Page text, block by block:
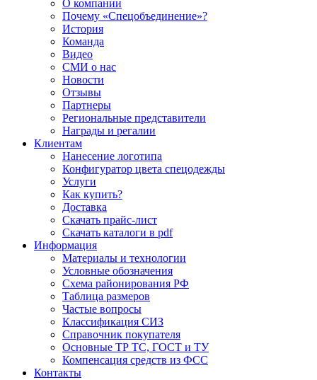
О компании
Почему «Спецобъединение»?
История
Команда
Видео
СМИ о нас
Новости
Отзывы
Партнеры
Региональные представители
Награды и регалии
Клиентам
Нанесение логотипа
Конфигуратор цвета спецодежды
Услуги
Как купить?
Доставка
Скачать прайс-лист
Скачать каталоги в pdf
Информация
Материалы и технологии
Условные обозначения
Схема районирования РФ
Таблица размеров
Частые вопросы
Классификация СИЗ
Справочник покупателя
Основные ТР ТС, ГОСТ и ТУ
Компенсация средств из ФСС
Контакты